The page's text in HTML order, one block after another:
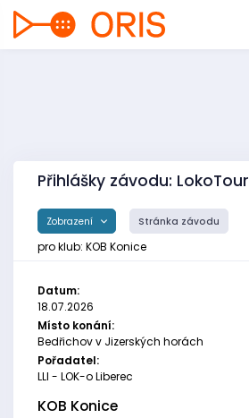
Přihlášky závodu: LokoTour
Zobrazení Stránka závodu
pro klub: KOB Konice
Datum:
18.07.2026
Místo konání:
Bedřichov v Jizerských horách
Pořadatel:
LLI - LOK-o Liberec
KOB Konice